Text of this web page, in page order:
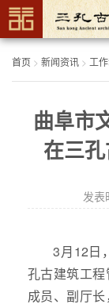
首页 > 新闻资讯 > 工
曲阜市
在三
发
3月12日
孔古建筑工
成员、副厅